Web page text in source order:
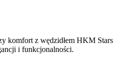
komfort z wędzidłem HKM Stars
i funkcjonalności.